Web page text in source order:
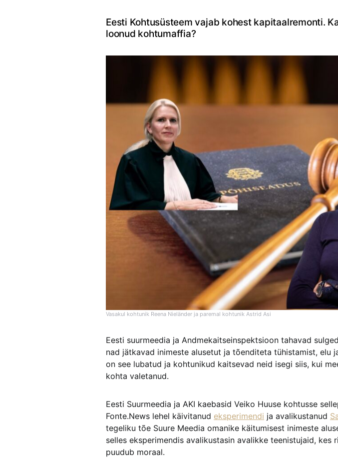
Eesti Kohtusüsteem vajab kohest kapitaalremonti.
loonud kohtumaffia?
Vasakul kohtunik Reena Nieländer ja paremal kohtunik Astrid Asi
Eesti suurmeedia ja Andmekaitseinspektsioon tahavad
nad jätkavad inimeste alusetut ja tõenditeta tühistamist, elu
on see lubatud ja kohtunikud kaitsevad neid isegi siis, kui
kohta valetanud.
Eesti Suurmeedia ja AKI kaebasid Veiko Huuse kohtusse
Fonte.News lehel käivitanud eksperimendi ja avalikustanud
tegeliku tõe Suure Meedia omanike käitumisest inimeste
selles eksperimendis avalikustasin avalikke teenistujaid, kes
puudub moraal.